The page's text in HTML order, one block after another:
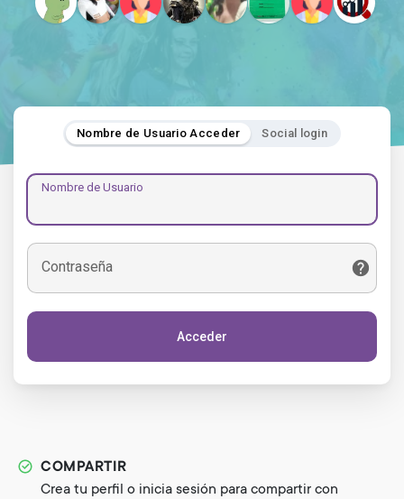
Nombre de Usuario Acceder Social login
Nombre de Usuario
Contraseña
Acceder
COMPARTIR
Crea tu perfil o inicia sesión para compartir con